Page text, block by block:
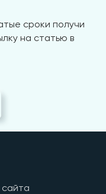
сроки получи
на статью в
сайта